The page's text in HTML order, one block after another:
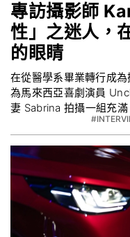
專訪攝影師
性」之迷人，
的眼睛
在從醫學系畢業轉行成
為馬來西亞喜劇演員
妻 Sabrina 拍攝一組充